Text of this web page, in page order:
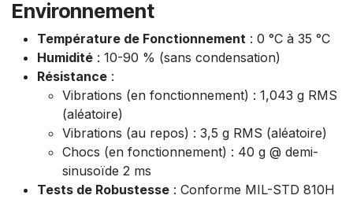
Environnement
Température de Fonctionnement : 0 °C à 35 °C
Humidité : 10-90 % (sans condensation)
Résistance :
Vibrations (en fonctionnement) : 1,043 g RMS
(aléatoire)
Vibrations (au repos) : 3,5 g RMS (aléatoire)
Chocs (en fonctionnement) : 40 g @ demi-
sinusoïde 2 ms
Tests de Robustesse : Conforme MIL-STD 810H